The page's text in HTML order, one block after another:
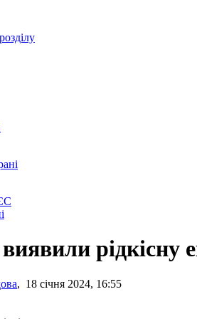
рідкісну
, 18 січня 2024, 16:55